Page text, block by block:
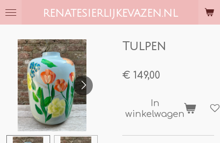
Ga
hoofdinhoud
RENATESIERLIJKEVAZEN.NL
Tulpen
€ 149,00
In
winkelwagen